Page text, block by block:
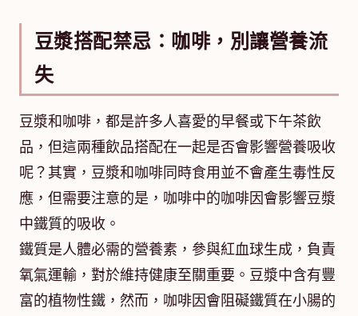
豆漿搭配禁忌：咖啡，別讓營養流
失
豆漿和咖啡，都是許多人喜愛的早餐或下午茶飲
品，但這兩種飲品搭配在一起是否會影響營養吸收
呢？其實，豆漿和咖啡同時食用並不會產生毒性反
應，但需要注意的是，咖啡中的咖啡因會影響豆漿
中鐵質的吸收。
鐵質是人體必需的營養素，參與紅血球生成，負責
氧氣運輸，對於維持健康至關重要。豆漿中含有豐
富的植物性鐵，然而，咖啡因會阻礙鐵質在小腸的